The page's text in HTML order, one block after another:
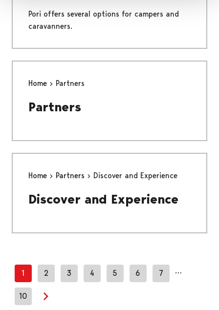
Pori offers several options for campers and
caravanners.
Home Partners
Partners
Home Partners Discover and Experience
Discover and Experience
1 2 3 4 5 6 7 …
10